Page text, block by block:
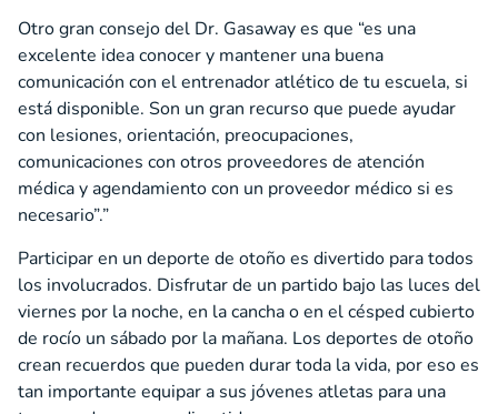
Otro gran consejo del Dr. Gasaway es que “es una
excelente idea conocer y mantener una buena
comunicación con el entrenador atlético de tu escuela, si
está disponible. Son un gran recurso que puede ayudar
con lesiones, orientación, preocupaciones,
comunicaciones con otros proveedores de atención
médica y agendamiento con un proveedor médico si es
necesario”.”
Participar en un deporte de otoño es divertido para todos
los involucrados. Disfrutar de un partido bajo las luces del
viernes por la noche, en la cancha o en el césped cubierto
de rocío un sábado por la mañana. Los deportes de otoño
crean recuerdos que pueden durar toda la vida, por eso es
tan importante equipar a sus jóvenes atletas para una